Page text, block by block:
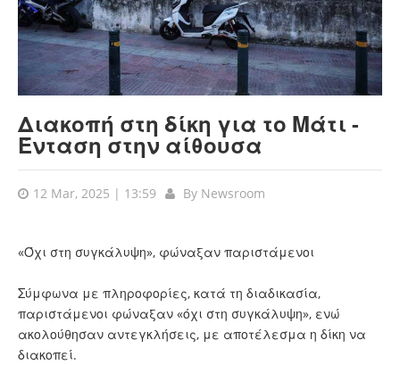
Διακοπή στη δίκη για το Μάτι -
Ένταση στην αίθουσα
12 Mar, 2025 | 13:59 By Newsroom
«Όχι στη συγκάλυψη», φώναξαν παριστάμενοι
Σύμφωνα με πληροφορίες, κατά τη διαδικασία,
παριστάμενοι φώναξαν «όχι στη συγκάλυψη», ενώ
ακολούθησαν αντεγκλήσεις, με αποτέλεσμα η δίκη να
διακοπεί.